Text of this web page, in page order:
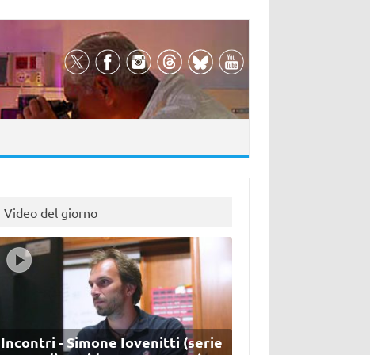
Video del giorno
Incontri - Simone Iovenitti (serie